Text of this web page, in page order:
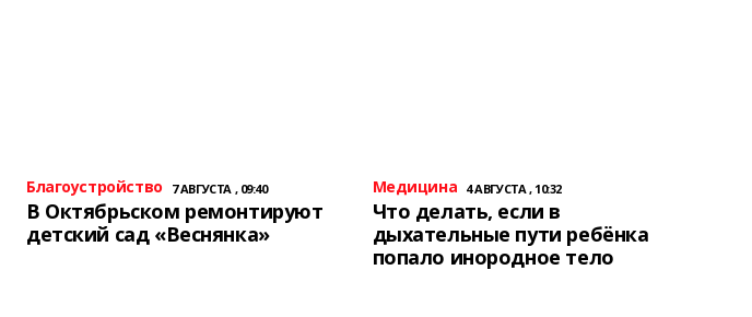
Благоустройство 7 АВГУСТА , 09:40
В Октябрьском ремонтируют
детский сад «Веснянка»
Медицина 4 АВГУСТА , 10:32
Что делать, если в
дыхательные пути ребёнка
попало инородное тело